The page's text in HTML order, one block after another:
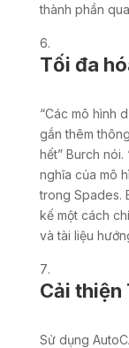
thành phần
Tối đa
“Các mô hình
gắn thêm
hết” Burch
nghĩa của mô
trong Spades.
kế một cách
và tài liệu
Cải thiện
Sử dụng